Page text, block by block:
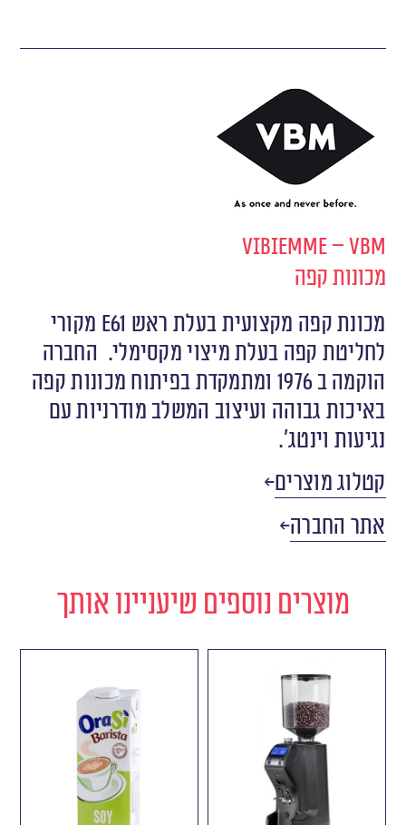
Vibiemme – VBM
מכונות קפה
מכונת קפה מקצועית בעלת ראש E61 מקורי
לחליטת קפה בעלת מיצוי מקסימלי. החברה
הוקמה ב 1976 ומתמקדת בפיתוח מכונות קפה
באיכות גבוהה ועיצוב המשלב מודרניות עם
נגיעות וינטג׳.
קטלוג מוצרים
אתר החברה
מוצרים נוספים שיעניינו אותך